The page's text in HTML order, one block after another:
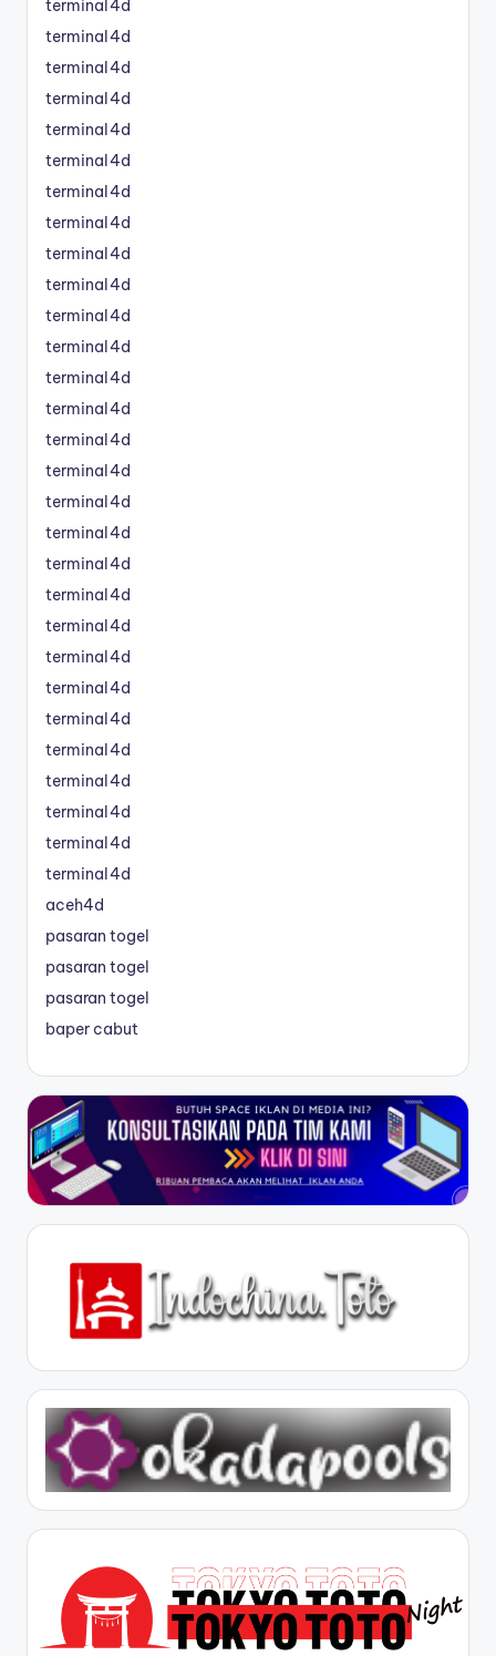
terminal4d
terminal4d
terminal4d
terminal4d
terminal4d
terminal4d
terminal4d
terminal4d
terminal4d
terminal4d
terminal4d
terminal4d
terminal4d
terminal4d
terminal4d
terminal4d
terminal4d
terminal4d
terminal4d
terminal4d
terminal4d
terminal4d
terminal4d
terminal4d
terminal4d
terminal4d
terminal4d
terminal4d
terminal4d
aceh4d
pasaran togel
pasaran togel
pasaran togel
baper cabut